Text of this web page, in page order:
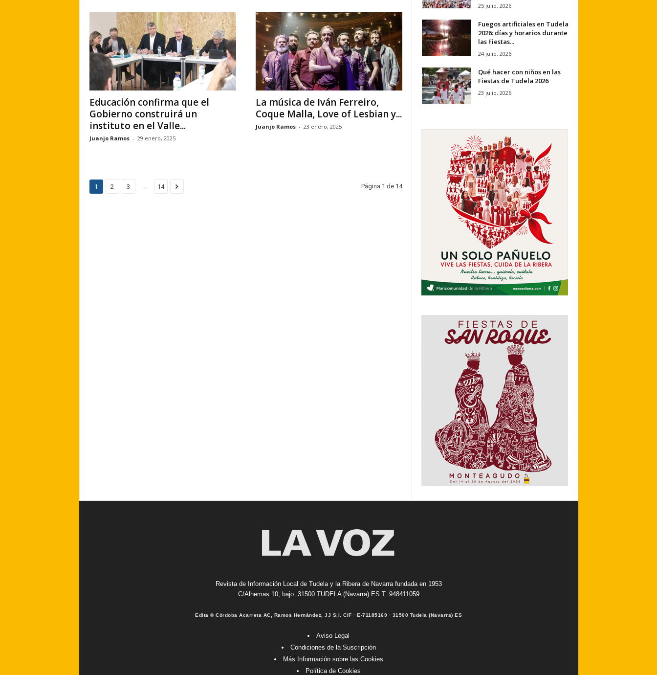
Educación confirma que el
Gobierno construirá un
instituto en el Valle...
Juanjo Ramos - 29 enero, 2025
La música de Iván Ferreiro,
Coque Malla, Love of Lesbian y...
Juanjo Ramos - 23 enero, 2025
1 2 3 ... 14 Página 1 de 14
25 julio, 2026
Fuegos artificiales en Tudela
2026: días y horarios durante
las Fiestas...
24 julio, 2026
Qué hacer con niños en las
Fiestas de Tudela 2026
23 julio, 2026
Revista de Información Local de Tudela y la Ribera de Navarra fundada en 1953
C/Alhemas 10, bajo. 31500 TUDELA (Navarra) ES T. 948411059
Edita © Córdoba Acarreta AC, Ramos Hernández, JJ S.I. CIF · E-71185169 · 31500 Tudela (Navarra) ES
Aviso Legal
Condiciones de la Suscripción
Más Información sobre las Cookies
Política de Cookies